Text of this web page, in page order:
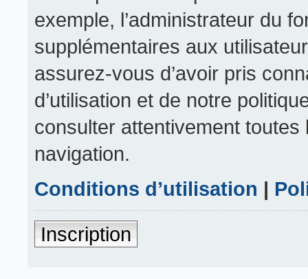
exemple, l’administrateur du
supplémentaires aux
assurez-vous d’avoir pris
d’utilisation et de notre
consulter attentivement
navigation.
Conditions d’utilisation |
Inscription